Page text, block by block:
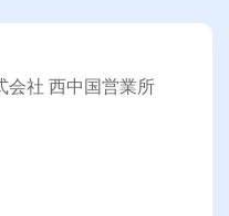
会社 西中国営業所